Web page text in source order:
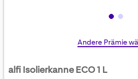
Skip
Andere Prämie
alfi Isolierkanne ECO 1 L